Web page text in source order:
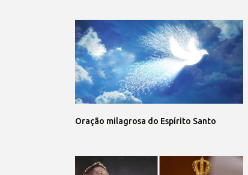
Oração milagrosa do Espírito Santo